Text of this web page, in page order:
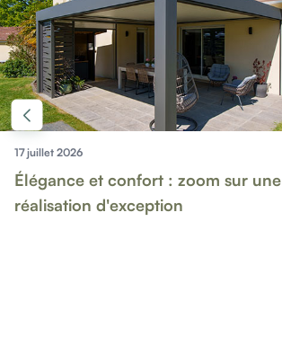
17 juillet 2026
Élégance et confort : zoom sur une
réalisation d'exception